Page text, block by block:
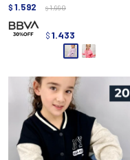
$ 1.592 $ 1.990
$ 1.433